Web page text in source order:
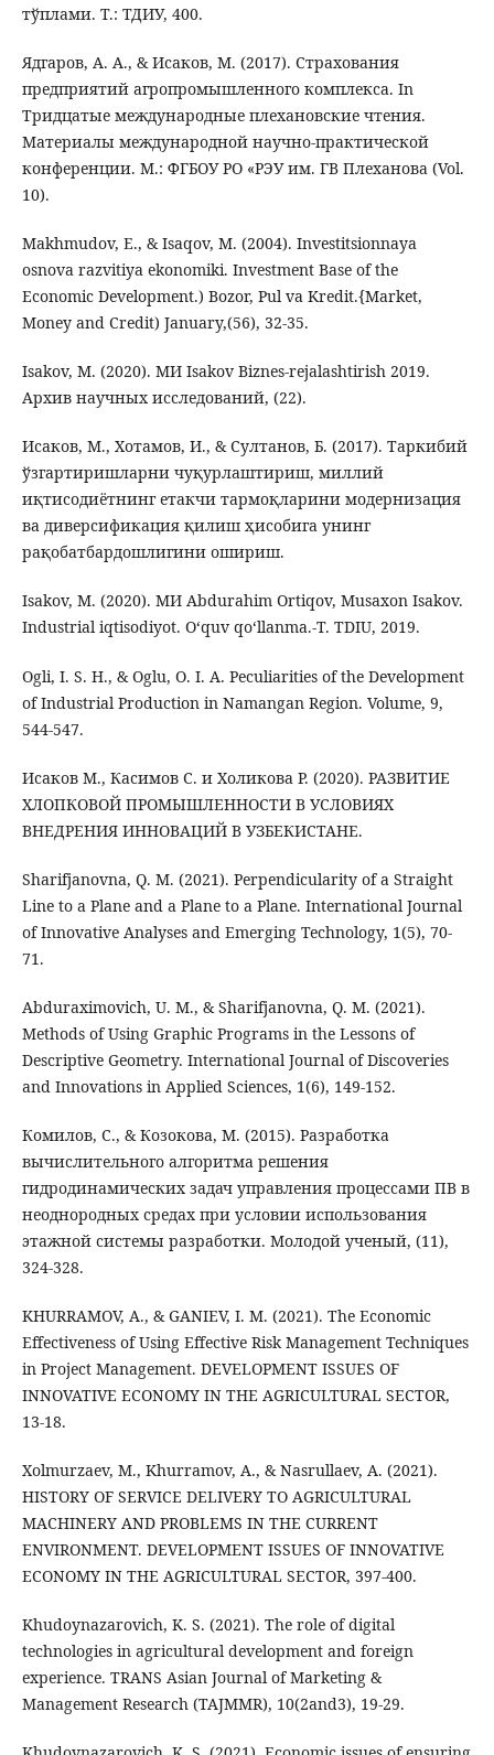
тўплами. Т.: ТДИУ, 400.
Ядгаров, А. А., & Исаков, М. (2017). Страхования
предприятий агропромышленного комплекса. In
Тридцатые международные плехановские чтения.
Материалы международной научно-практической
конференции. М.: ФГБОУ РО «РЭУ им. ГВ Плеханова (Vol.
10).
Makhmudov, E., & Isaqov, M. (2004). Investitsionnaya
osnova razvitiya ekonomiki. Investment Base of the
Economic Development.) Bozor, Pul va Kredit.{Market,
Money and Credit) January,(56), 32-35.
Isakov, M. (2020). МИ Isakov Biznes-rejalashtirish 2019.
Архив научных исследований, (22).
Исаков, М., Хотамов, И., & Султанов, Б. (2017). Таркибий
ўзгартиришларни чуқурлаштириш, миллий
иқтисодиётнинг етакчи тармоқларини модернизация
ва диверсификация қилиш ҳисобига унинг
рақобатбардошлигини ошириш.
Isakov, M. (2020). МИ Abdurahim Ortiqov, Musaxon Isakov.
Industrial iqtisodiyot. O‘quv qo‘llanma.-T. TDIU, 2019.
Ogli, I. S. H., & Oglu, O. I. A. Peculiarities of the Development
of Industrial Production in Namangan Region. Volume, 9,
544-547.
Исаков М., Касимов С. и Холикова Р. (2020). РАЗВИТИЕ
ХЛОПКОВОЙ ПРОМЫШЛЕННОСТИ В УСЛОВИЯХ
ВНЕДРЕНИЯ ИННОВАЦИЙ В УЗБЕКИСТАНЕ.
Sharifjanovna, Q. M. (2021). Perpendicularity of a Straight
Line to a Plane and a Plane to a Plane. International Journal
of Innovative Analyses and Emerging Technology, 1(5), 70-
71.
Abduraximovich, U. M., & Sharifjanovna, Q. M. (2021).
Methods of Using Graphic Programs in the Lessons of
Descriptive Geometry. International Journal of Discoveries
and Innovations in Applied Sciences, 1(6), 149-152.
Комилов, С., & Козокова, М. (2015). Разработка
вычислительного алгоритма решения
гидродинамических задач управления процессами ПВ в
неоднородных средах при условии использования
этажной системы разработки. Молодой ученый, (11),
324-328.
KHURRAMOV, A., & GANIEV, I. M. (2021). The Economic
Effectiveness of Using Effective Risk Management Techniques
in Project Management. DEVELOPMENT ISSUES OF
INNOVATIVE ECONOMY IN THE AGRICULTURAL SECTOR,
13-18.
Xolmurzaev, M., Khurramov, A., & Nasrullaev, A. (2021).
HISTORY OF SERVICE DELIVERY TO AGRICULTURAL
MACHINERY AND PROBLEMS IN THE CURRENT
ENVIRONMENT. DEVELOPMENT ISSUES OF INNOVATIVE
ECONOMY IN THE AGRICULTURAL SECTOR, 397-400.
Khudoynazarovich, K. S. (2021). The role of digital
technologies in agricultural development and foreign
experience. TRANS Asian Journal of Marketing &
Management Research (TAJMMR), 10(2and3), 19-29.